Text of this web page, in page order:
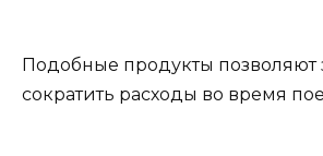
Подобные продукты позволяют
сократить расходы во время